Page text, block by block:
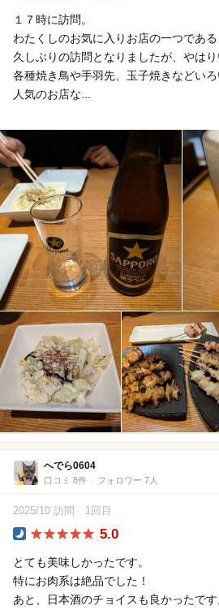
１７時に訪問。
わたくしのお気に入りお店の一つである
久しぶりの訪問となりましたが、やはり
各種焼き鳥や手羽先、玉子焼きなどいろ
人気のお店な...
へでら0604
口コミ 8件 フォロワー 7人
2025/10 訪問 1回目
5.0
とても美味しかったです。
特にお肉系は絶品でした！
あと、日本酒のチョイスも良かったです